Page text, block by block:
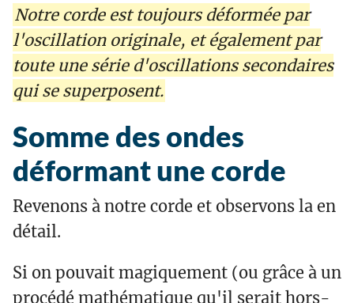
Notre corde est toujours déformée par
l'oscillation originale, et également par
toute une série d'oscillations secondaires
qui se superposent.
Somme des ondes
déformant une corde
Revenons à notre corde et observons la en
détail.
Si on pouvait magiquement (ou grâce à un
procédé mathématique qu'il serait hors-